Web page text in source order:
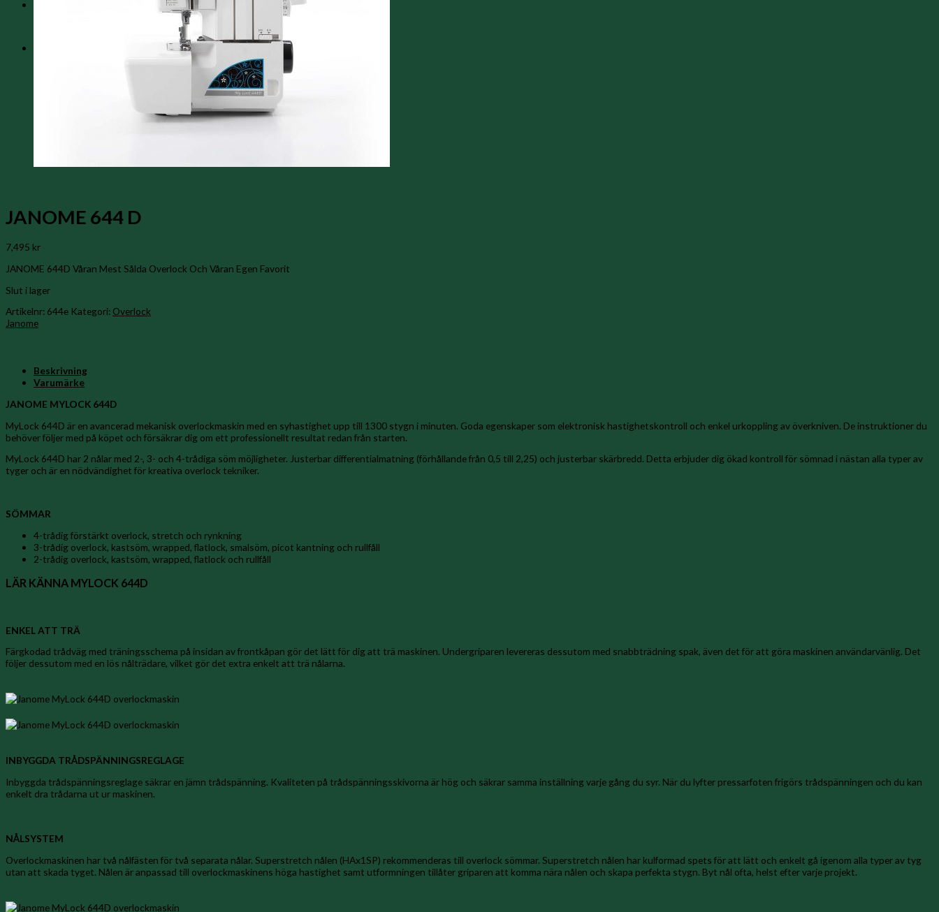
Inga produkter i varukorgen.
JANOME 644 D
7,495 kr
JANOME 644D Våran Mest Sålda Overlock Och Våran Egen Favorit
Slut i lager
Artikelnr: 644e Kategori: Overlock
Janome
Beskrivning
Varumärke
JANOME MYLOCK 644D
MyLock 644D är en avancerad mekanisk overlockmaskin med en syhastighet upp till 1300 stygn i minuten. Goda egenskaper som elektronisk hastighetskontroll och enkel urkoppling av överkniven. De instruktioner du
behöver följer med på köpet och försäkrar dig om ett professionellt resultat redan från starten.
MyLock 644D har 2 nålar med 2-, 3- och 4-trådiga söm möjligheter. Justerbar differentialmatning (förhållande från 0,5 till 2,25) och justerbar skärbredd. Detta erbjuder dig ökad kontroll för sömnad i nästan alla typer av
tyger och är en nödvändighet för kreativa overlock tekniker.
SÖMMAR
4-trådig förstärkt overlock, stretch och rynkning
3-trådig overlock, kastsöm, wrapped, flatlock, smalsöm, picot kantning och rullfåll
2-trådig overlock, kastsöm, wrapped, flatlock och rullfåll
LÄR KÄNNA MYLOCK 644D
ENKEL ATT TRÄ
Färgkodad trådväg med träningsschema på insidan av frontkåpan gör det lätt för dig att trä maskinen. Undergriparen levereras dessutom med snabbträdning spak, även det för att göra maskinen användarvänlig. Det
följer dessutom med en lös nålträdare, vilket gör det extra enkelt att trä nålarna.
INBYGGDA TRÅDSPÄNNINGSREGLAGE
Inbyggda trådspänningsreglage säkrar en jämn trådspänning. Kvaliteten på trådspänningsskivorna är hög och säkrar samma inställning varje gång du syr. När du lyfter pressarfoten frigörs trådspänningen och du kan
enkelt dra trådarna ut ur maskinen.
NÅLSYSTEM
Overlockmaskinen har två nålfästen för två separata nålar. Superstretch nålen (HAx1SP) rekommenderas till overlock sömmar. Superstretch nålen har kulformad spets för att lätt och enkelt gå igenom alla typer av tyg
utan att skada tyget. Nålen är anpassad till overlockmaskinens höga hastighet samt utformningen tillåter griparen att komma nära nålen och skapa perfekta stygn. Byt nål ofta, helst efter varje projekt.